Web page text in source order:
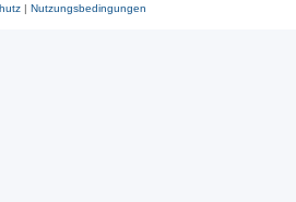
| Nutzungsbedingungen